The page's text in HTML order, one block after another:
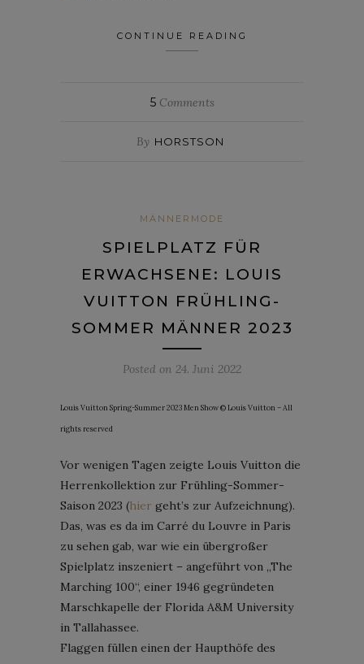
CONTINUE READING
5Comments
By HORSTSON
MÄNNERMODE
SPIELPLATZ FÜR
ERWACHSENE: LOUIS
VUITTON FRÜHLING-
SOMMER MÄNNER 2023
Posted on 24. Juni 2022
Louis Vuitton Spring-Summer 2023 Men Show © Louis Vuitton – All
rights reserved
Vor wenigen Tagen zeigte Louis Vuitton die
Herrenkollektion zur Frühling-Sommer-
Saison 2023 (hier geht’s zur Aufzeichnung).
Das, was es da im Carré du Louvre in Paris
zu sehen gab, war wie ein übergroßer
Spielplatz inszeniert – angeführt von „The
Marching 100“, einer 1946 gegründeten
Marschkapelle der Florida A&M University
in Tallahassee.
Flaggen füllen einen der Haupthöfe des